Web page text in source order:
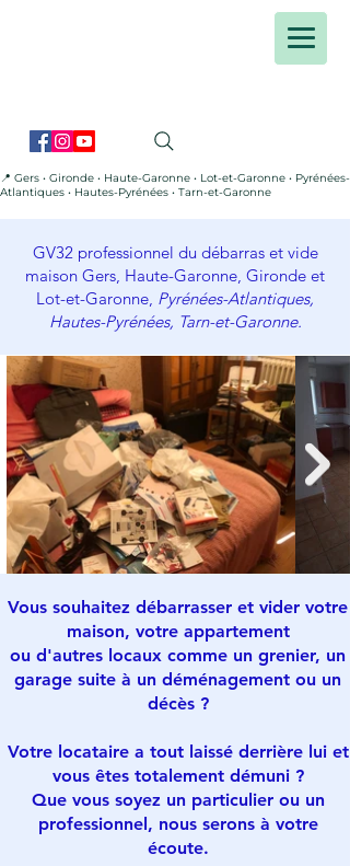
📍 Gers • Gironde • Haute-Garonne • Lot-et-Garonne • Pyrénées-
Atlantiques • Hautes-Pyrénées • Tarn-et-Garonne
GV32 professionnel du débarras et vide
maison Gers, Haute-Garonne, Gironde et
Lot-et-Garonne, Pyrénées-Atlantiques,
Hautes-Pyrénées, Tarn-et-Garonne.
Vous souhaitez débarrasser et vider votre
maison, votre appartement
ou d'autres locaux comme un grenier, un
garage suite à un déménagement ou un
décès ?
Votre locataire a tout laissé derrière lui et
vous êtes totalement démuni ?
Que vous soyez un particulier ou un
professionnel, nous serons à votre
écoute.